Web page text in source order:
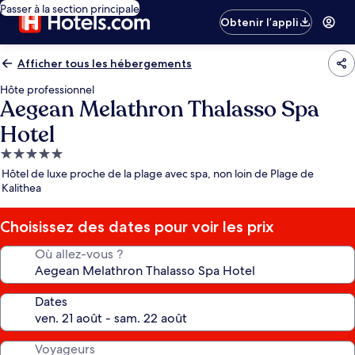
Passer à la section principale
Obtenir l’appli
Afficher tous les hébergements
Hôte professionnel
Aegean Melathron Thalasso Spa
Hotel
Hébergement
5.0 étoiles
Hôtel de luxe proche de la plage avec spa, non loin de Plage de
Kalithea
Choisissez des dates pour voir les prix
Où allez-vous ?
Dates
Voyageurs